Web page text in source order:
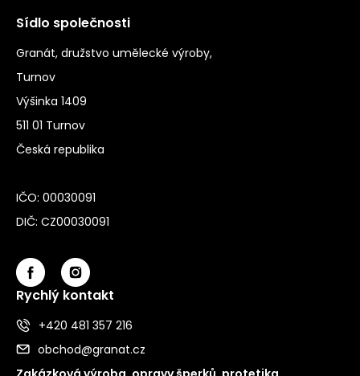
Sídlo společnosti
Granát, družstvo umělecké výroby,
Turnov
Výšinka 1409
511 01 Turnov
Česká republika
IČO: 00030091
DIČ: CZ00030091
Rychlý kontakt
+420 481 357 216
obchod@granat.cz